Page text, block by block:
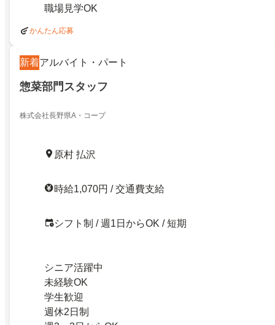
職場見学OK
かんたん応募
新着アルバイト・パート
惣菜部門スタッフ
株式会社長野県A・コープ
原村 払沢
時給1,070円 / 交通費支給
シフト制 / 週1日からOK / 短期
シニア活躍中
未経験OK
学生歓迎
週休2日制